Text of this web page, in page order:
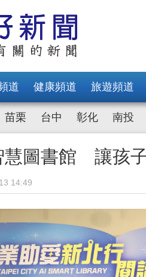
道 健康頻道 旅遊頻道
苗栗 台中 彰化 南投
慧圖書館 讓孩
14:49